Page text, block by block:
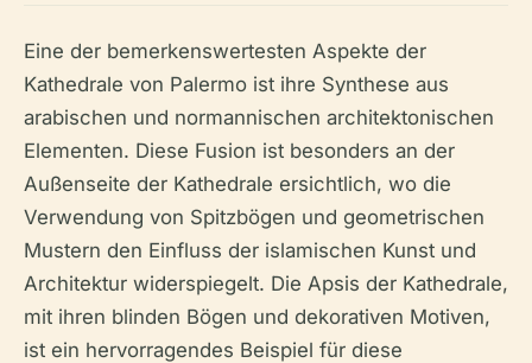
Eine der bemerkenswertesten Aspekte der
Kathedrale von Palermo ist ihre Synthese aus
arabischen und normannischen architektonischen
Elementen. Diese Fusion ist besonders an der
Außenseite der Kathedrale ersichtlich, wo die
Verwendung von Spitzbögen und geometrischen
Mustern den Einfluss der islamischen Kunst und
Architektur widerspiegelt. Die Apsis der Kathedrale,
mit ihren blinden Bögen und dekorativen Motiven,
ist ein hervorragendes Beispiel für diese